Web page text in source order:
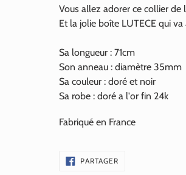
Vous allez adorer ce collier de
Et la jolie boîte LUTECE qui va
Sa longueur : 71cm
Son anneau : diamètre 35mm
Sa couleur : doré et noir
Sa robe : doré a l'or fin 24k
Fabriqué en France
PARTAGERPARTAGER
SUR